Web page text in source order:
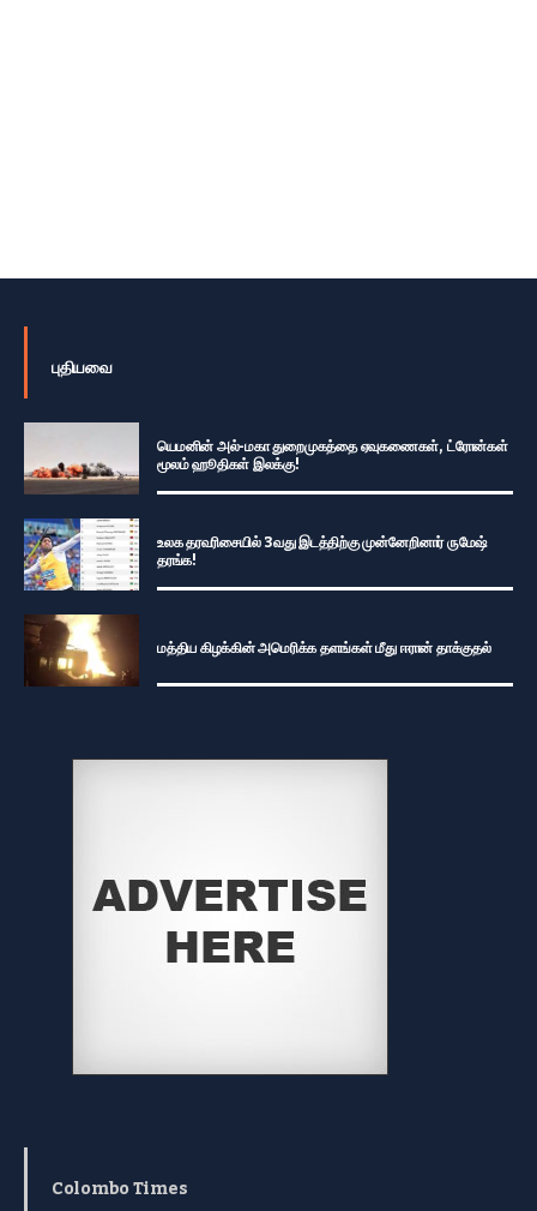
புதியவை
யெமனின் அல்-மகா துறைமுகத்தை ஏவுகணைகள், ட்ரோன்கள்
மூலம் ஹூதிகள் இலக்கு!
உலக தரவரிசையில் 3வது இடத்திற்கு முன்னேறினார் ருமேஷ்
தரங்க!
மத்திய கிழக்கின் அமெரிக்க தளங்கள் மீது ஈரான் தாக்குதல்
Colombo Times